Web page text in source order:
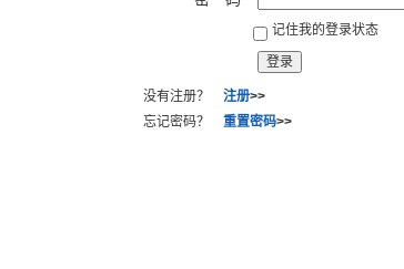
记住我的登录状态
没有注册？ 注册>>
忘记密码？ 重置密码>>